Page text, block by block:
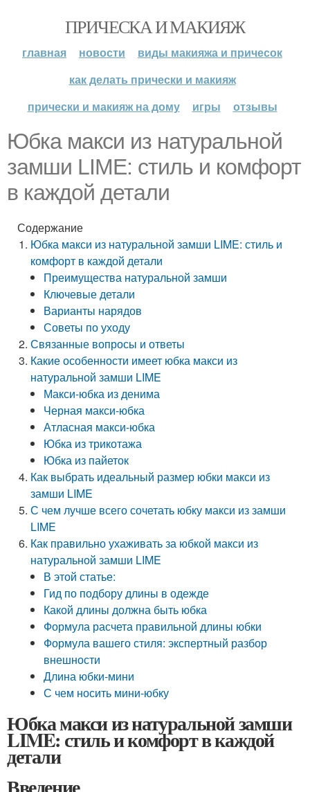
ПРИЧЕСКА И МАКИЯЖ
главная новости
виды макияжа и причесок
как делать прически и макияж
прически и макияж на дому
игры отзывы
Юбка макси из натуральной
замши LIME: стиль и комфорт
в каждой детали
Содержание
Юбка макси из натуральной замши LIME: стиль и
комфорт в каждой детали
Преимущества натуральной замши
Ключевые детали
Варианты нарядов
Советы по уходу
Связанные вопросы и ответы
Какие особенности имеет юбка макси из
натуральной замши LIME
Макси-юбка из денима
Черная макси-юбка
Атласная макси-юбка
Юбка из трикотажа
Юбка из пайеток
Как выбрать идеальный размер юбки макси из
замши LIME
С чем лучше всего сочетать юбку макси из замши
LIME
Как правильно ухаживать за юбкой макси из
натуральной замши LIME
В этой статье:
Гид по подбору длины в одежде
Какой длины должна быть юбка
Формула расчета правильной длины юбки
Формула вашего стиля: экспертный разбор
внешности
Длина юбки-мини
С чем носить мини-юбку
Юбка макси из натуральной замши
LIME: стиль и комфорт в каждой
детали